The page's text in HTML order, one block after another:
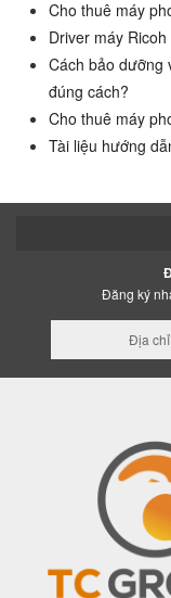
Cho thuê máy
Driver máy
Cách bảo dưỡng
đúng cách?
Cho thuê máy
Tài liệu hướng
Đăng ký